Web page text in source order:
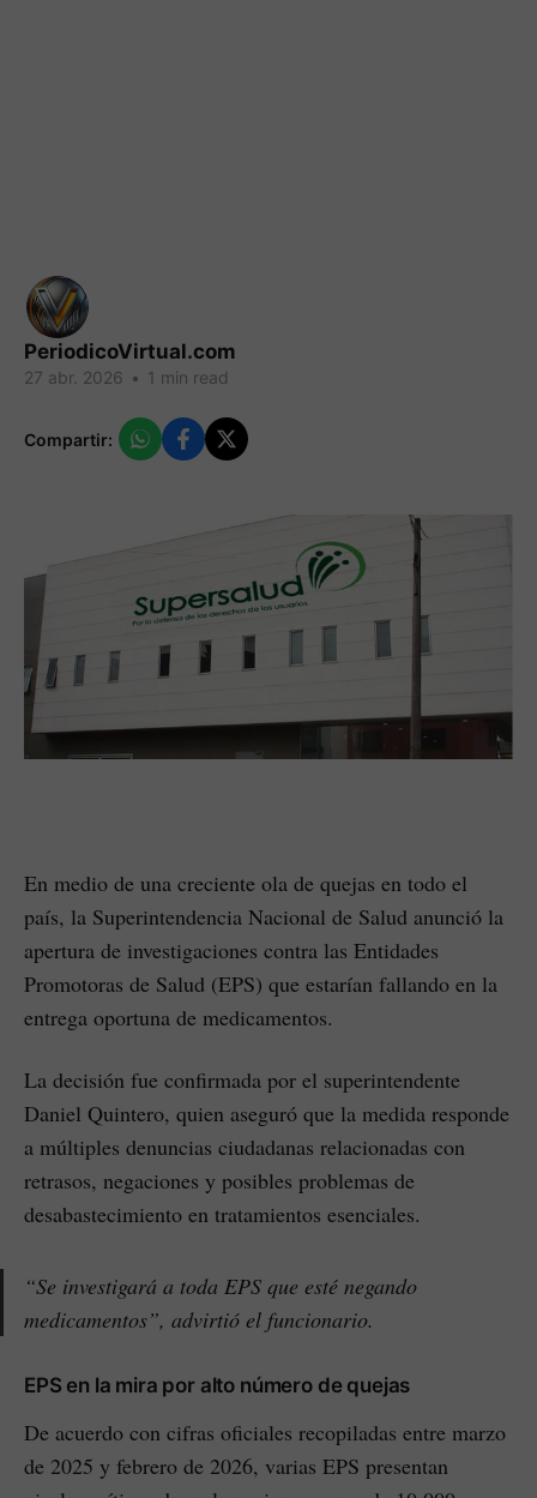
PeriodicoVirtual.com
27 abr. 2026 • 1 min read
Compartir:
En medio de una creciente ola de quejas en todo el
país, la Superintendencia Nacional de Salud anunció la
apertura de investigaciones contra las Entidades
Promotoras de Salud (EPS) que estarían fallando en la
entrega oportuna de medicamentos.
La decisión fue confirmada por el superintendente
Daniel Quintero, quien aseguró que la medida responde
a múltiples denuncias ciudadanas relacionadas con
retrasos, negaciones y posibles problemas de
desabastecimiento en tratamientos esenciales.
“Se investigará a toda EPS que esté negando
medicamentos”, advirtió el funcionario.
EPS en la mira por alto número de quejas
De acuerdo con cifras oficiales recopiladas entre marzo
de 2025 y febrero de 2026, varias EPS presentan